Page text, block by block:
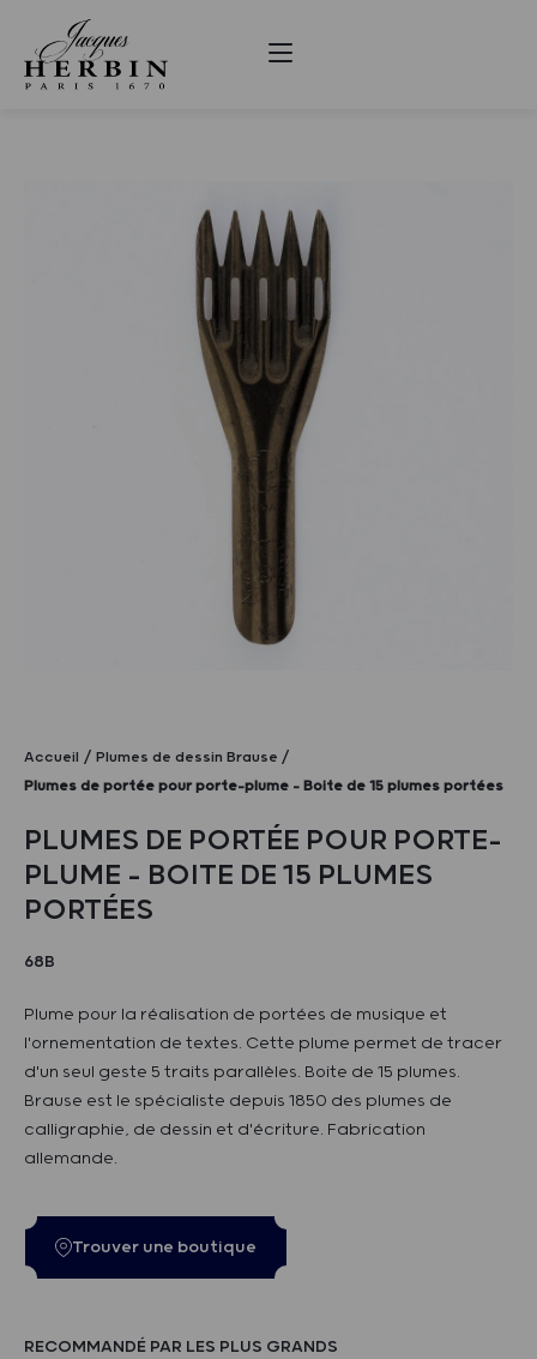
Accueil
Plumes de dessin Brause
Plumes de portée pour porte-plume – Boite de 15 plumes portées
PLUMES DE PORTÉE POUR PORTE-
PLUME – BOITE DE 15 PLUMES
PORTÉES
68B
Plume pour la réalisation de portées de musique et
l'ornementation de textes. Cette plume permet de tracer
d'un seul geste 5 traits parallèles. Boite de 15 plumes.
Brause est le spécialiste depuis 1850 des plumes de
calligraphie, de dessin et d'écriture. Fabrication
allemande.
Trouver une boutique
RECOMMANDÉ PAR LES PLUS GRANDS